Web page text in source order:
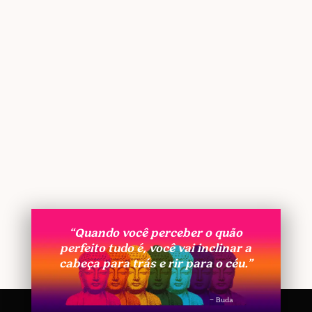
“Quando você perceber o quão
perfeito tudo é, você vai inclinar a
cabeça para trás e rir para o céu.”
– Buda